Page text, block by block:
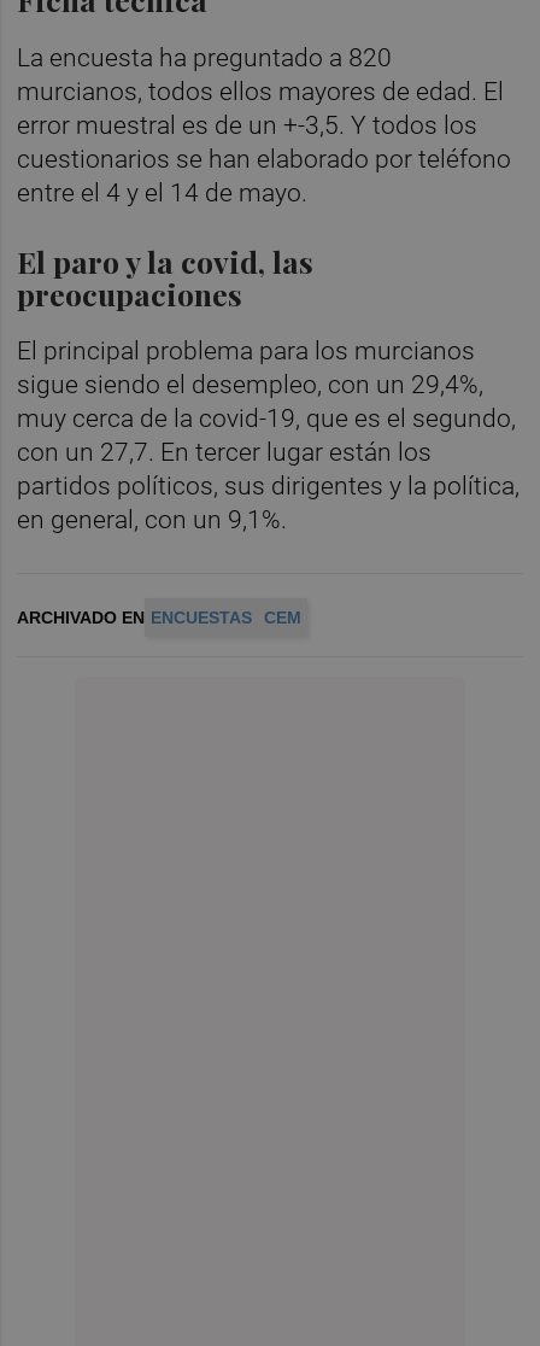
La encuesta ha preguntado a 820
murcianos, todos ellos mayores de edad. El
error muestral es de un +-3,5. Y todos los
cuestionarios se han elaborado por teléfono
entre el 4 y el 14 de mayo.
El paro y la covid, las
preocupaciones
El principal problema para los murcianos
sigue siendo el desempleo, con un 29,4%,
muy cerca de la covid-19, que es el segundo,
con un 27,7. En tercer lugar están los
partidos políticos, sus dirigentes y la política,
en general, con un 9,1%.
ARCHIVADO EN ENCUESTAS CEM